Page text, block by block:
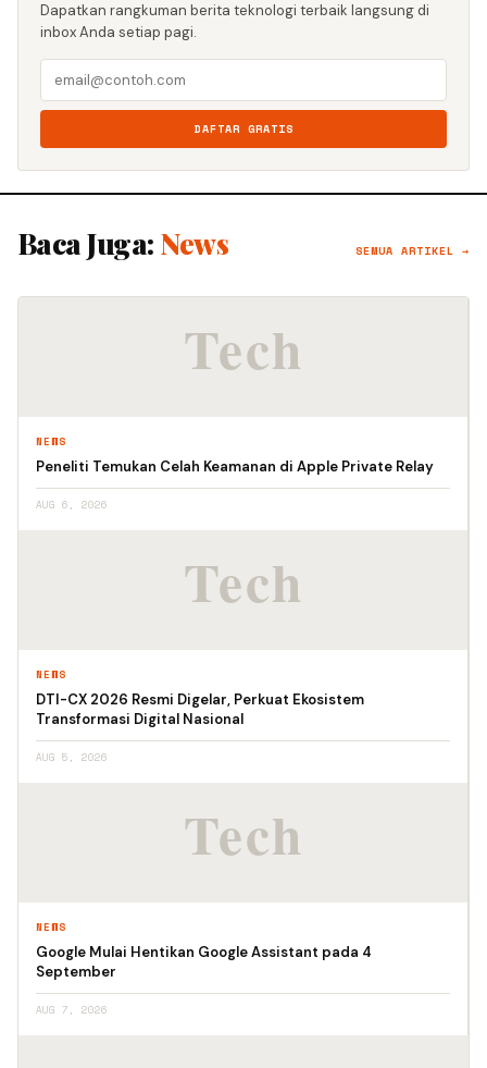
Dapatkan rangkuman berita teknologi terbaik langsung di
inbox Anda setiap pagi.
DAFTAR GRATIS
Baca Juga: News SEMUA ARTIKEL →
NEWS
Peneliti Temukan Celah Keamanan di Apple Private Relay
AUG 6, 2026
NEWS
DTI-CX 2026 Resmi Digelar, Perkuat Ekosistem
Transformasi Digital Nasional
AUG 5, 2026
NEWS
Google Mulai Hentikan Google Assistant pada 4
September
AUG 7, 2026